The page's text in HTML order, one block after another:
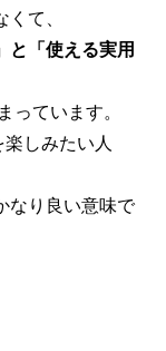
て、
と「使える実用
っています。
しみたい人
なり良い意味で